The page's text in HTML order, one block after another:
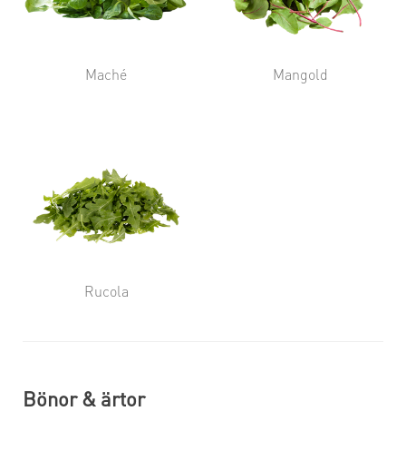
Maché Mangold
Rucola
Bönor & ärtor